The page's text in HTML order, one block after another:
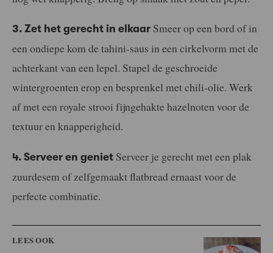
3. Zet het gerecht in elkaar Smeer op een bord of in
een ondiepe kom de tahini-saus in een cirkelvorm met de
achterkant van een lepel. Stapel de geschroeide
wintergroenten erop en besprenkel met chili-olie. Werk
af met een royale strooi fijngehakte hazelnoten voor de
textuur en knapperigheid.
4. Serveer en geniet Serveer je gerecht met een plak
zuurdesem of zelfgemaakt flatbread ernaast voor de
perfecte combinatie.
LEES OOK